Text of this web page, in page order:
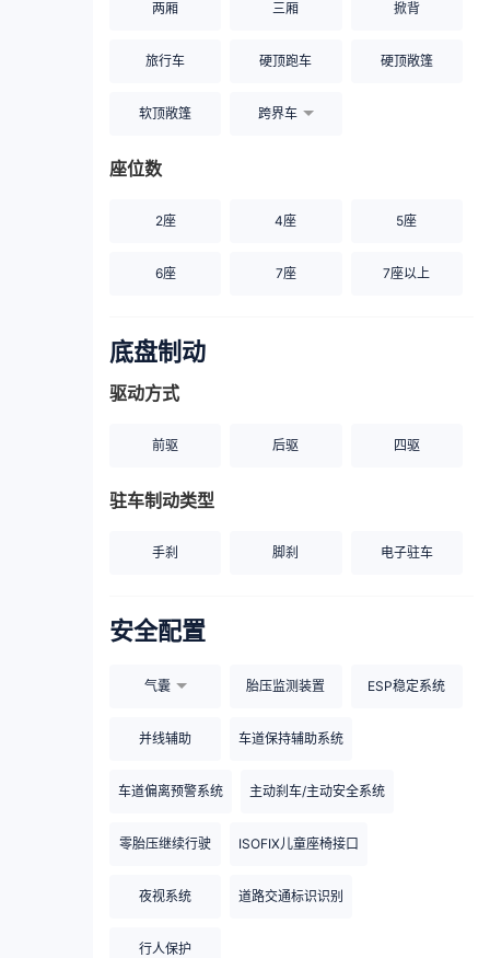
两厢 三厢 掀背
旅行车 硬顶跑车 硬顶敞篷
软顶敞篷 跨界车
座位数
2座 4座 5座
6座 7座 7座以上
底盘制动
驱动方式
前驱 后驱 四驱
驻车制动类型
手刹 脚刹 电子驻车
安全配置
气囊 胎压监测装置 ESP稳定系统
并线辅助 车道保持辅助系统
车道偏离预警系统 主动刹车/主动安全系统
零胎压继续行驶 ISOFIX儿童座椅接口
夜视系统 道路交通标识识别
行人保护